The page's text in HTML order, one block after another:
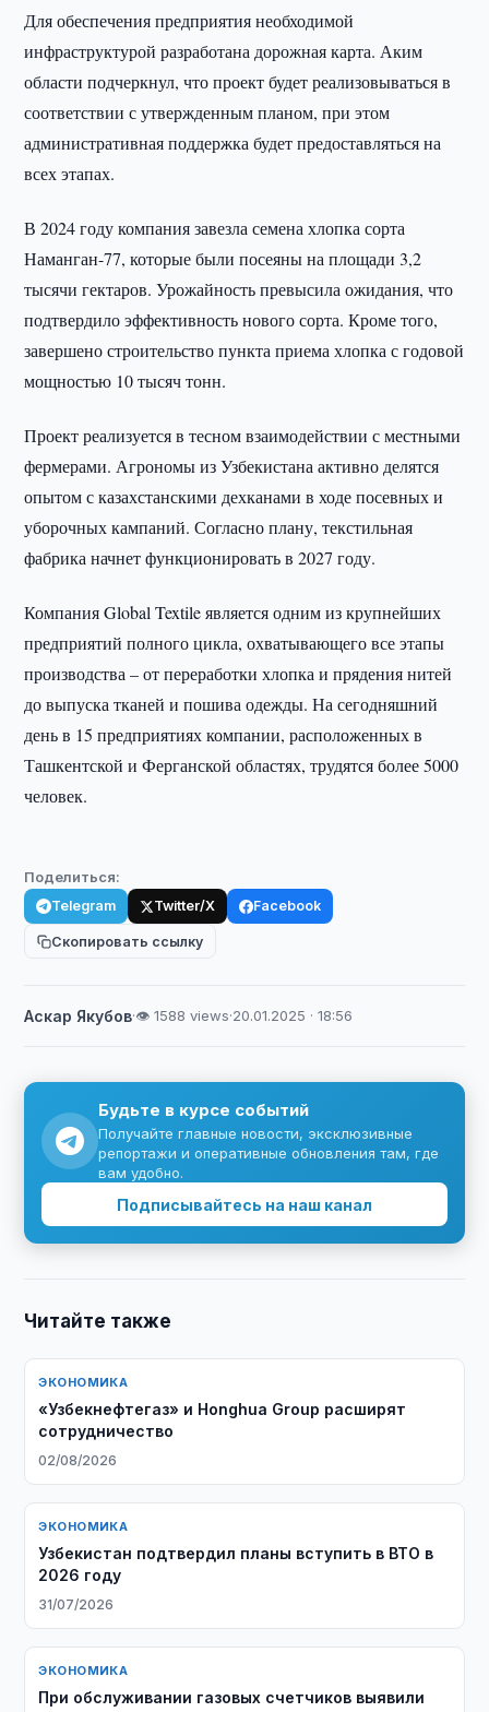
Для обеспечения предприятия необходимой
инфраструктурой разработана дорожная карта. Аким
области подчеркнул, что проект будет реализовываться в
соответствии с утвержденным планом, при этом
административная поддержка будет предоставляться на
всех этапах.
В 2024 году компания завезла семена хлопка сорта
Наманган-77, которые были посеяны на площади 3,2
тысячи гектаров. Урожайность превысила ожидания, что
подтвердило эффективность нового сорта. Кроме того,
завершено строительство пункта приема хлопка с годовой
мощностью 10 тысяч тонн.
Проект реализуется в тесном взаимодействии с местными
фермерами. Агрономы из Узбекистана активно делятся
опытом с казахстанскими дехканами в ходе посевных и
уборочных кампаний. Согласно плану, текстильная
фабрика начнет функционировать в 2027 году.
Компания Global Textile является одним из крупнейших
предприятий полного цикла, охватывающего все этапы
производства – от переработки хлопка и прядения нитей
до выпуска тканей и пошива одежды. На сегодняшний
день в 15 предприятиях компании, расположенных в
Ташкентской и Ферганской областях, трудятся более 5000
человек.
Поделиться:
Telegram Twitter/X Facebook
Скопировать ссылку
Аскар Якубов·👁 1588 views·20.01.2025 · 18:56
Будьте в курсе событий
Получайте главные новости, эксклюзивные
репортажи и оперативные обновления там, где
вам удобно.
Подписывайтесь на наш канал
Читайте также
ЭКОНОМИКА
«Узбекнефтегаз» и Honghua Group расширят
сотрудничество
02/08/2026
ЭКОНОМИКА
Узбекистан подтвердил планы вступить в ВТО в
2026 году
31/07/2026
ЭКОНОМИКА
При обслуживании газовых счетчиков выявили